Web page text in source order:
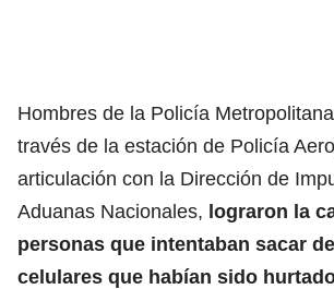
Hombres de la Policía
través de la estación de Policía
articulación con la Dirección de
Aduanas Nacionales, lograron la
personas que intentaban sacar
celulares que habían sido